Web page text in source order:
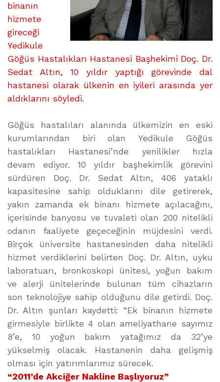
binanın
hizmete
gireceği
Yedikule
Göğüs Hastalıkları Hastanesi Başhekimi Doç. Dr.
Sedat Altın, 10 yıldır yaptığı görevinde dal
hastanesi olarak ülkenin en iyileri arasında yer
aldıklarını söyledi.
Göğüs hastalıları alanında ülkemizin en eski
kurumlarından biri olan Yedikule Göğüs
hastalıkları Hastanesi’nde yenilikler hızla
devam ediyor. 10 yıldır başhekimlik görevini
sürdüren Doç. Dr. Sedat Altın, 406 yataklı
kapasitesine sahip olduklarını dile getirerek,
yakın zamanda ek binanı hizmete açılacağını,
içerisinde banyosu ve tuvaleti olan 200 nitelikli
odanın faaliyete geçeceğinin müjdesini verdi.
Birçok üniversite hastanesinden daha nitelikli
hizmet verdiklerini belirten Doç. Dr. Altın, uyku
laboratuarı, bronkoskopi ünitesi, yoğun bakım
ve alerji ünitelerinde bulunan tüm cihazların
son teknolojiye sahip olduğunu dile getirdi. Doç.
Dr. Altın şunları kaydetti: “Ek binanın hizmete
girmesiyle birlikte 4 olan ameliyathane sayımız
8’e, 10 yoğun bakım yatağımız da 32’ye
yükselmiş olacak. Hastanenin daha gelişmiş
olması için yatırımlarımız sürecek.
“2011’de Akciğer Nakline Başlıyoruz”